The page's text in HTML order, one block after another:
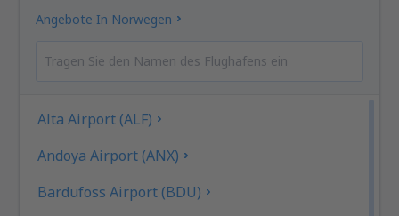
Angebote In Norwegen
Alta Airport (ALF)
Andoya Airport (ANX)
Bardufoss Airport (BDU)